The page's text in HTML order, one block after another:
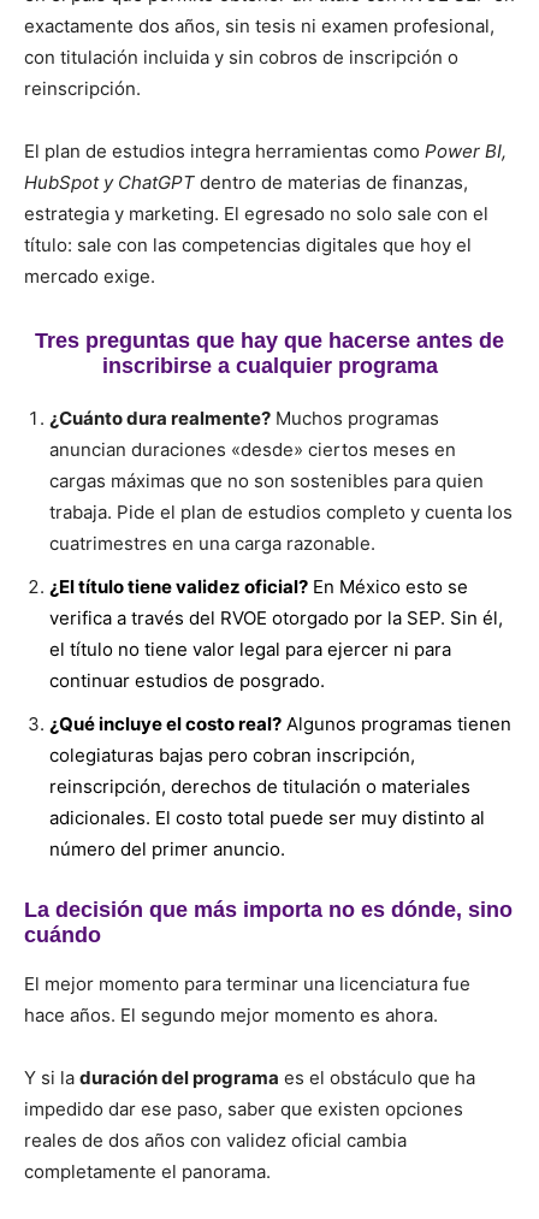
exactamente dos años, sin tesis ni examen profesional,
con titulación incluida y sin cobros de inscripción o
reinscripción.
El plan de estudios integra herramientas como Power BI,
HubSpot y ChatGPT dentro de materias de finanzas,
estrategia y marketing. El egresado no solo sale con el
título: sale con las competencias digitales que hoy el
mercado exige.
Tres preguntas que hay que hacerse antes de
inscribirse a cualquier programa
¿Cuánto dura realmente? Muchos programas
anuncian duraciones «desde» ciertos meses en
cargas máximas que no son sostenibles para quien
trabaja. Pide el plan de estudios completo y cuenta los
cuatrimestres en una carga razonable.
¿El título tiene validez oficial? En México esto se
verifica a través del RVOE otorgado por la SEP. Sin él,
el título no tiene valor legal para ejercer ni para
continuar estudios de posgrado.
¿Qué incluye el costo real? Algunos programas tienen
colegiaturas bajas pero cobran inscripción,
reinscripción, derechos de titulación o materiales
adicionales. El costo total puede ser muy distinto al
número del primer anuncio.
La decisión que más importa no es dónde, sino
cuándo
El mejor momento para terminar una licenciatura fue
hace años. El segundo mejor momento es ahora.
Y si la duración del programa es el obstáculo que ha
impedido dar ese paso, saber que existen opciones
reales de dos años con validez oficial cambia
completamente el panorama.